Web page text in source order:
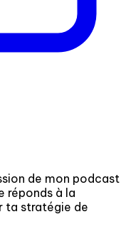
de mon podcast
réponds à la
ta stratégie de